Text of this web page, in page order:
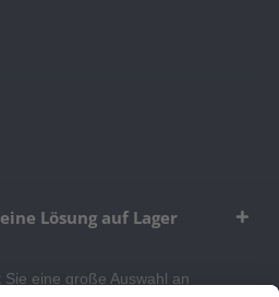
Lösung auf Lager
eine große Auswahl an